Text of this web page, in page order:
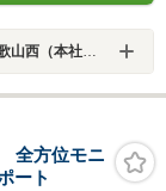
ショールーム）
全方位モニ
ート